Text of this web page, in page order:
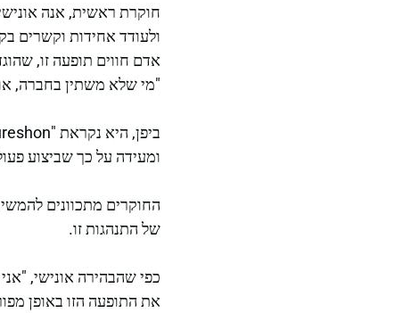
חוקרת ראשית, אנה
ולעודד אחידות וקשרים
"מי שלא משתין בחברה, או
ומעידה על כך שביצוע
החוקרים מתכוונים
של התנהגות זו.
כפי שהבהירה אונישי,
את התופעה הזו באופן